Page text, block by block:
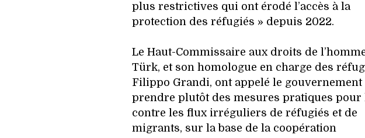
plus restrictives qui ont érodé l’accès à la
protection des réfugiés » depuis 2022.
Le Haut-Commissaire aux droits de
Türk, et son homologue en charge des
Filippo Grandi, ont appelé le gouvernement
prendre plutôt des mesures pratiques pour
contre les flux irréguliers de réfugiés et de
migrants, sur la base de la coopération